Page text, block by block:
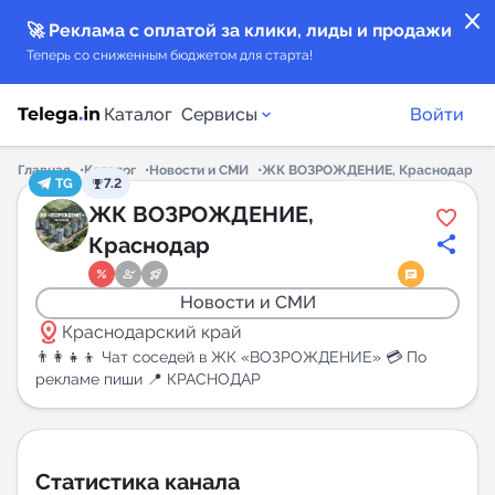
close
🚀 Реклама с оплатой за клики, лиды и продажи
Теперь со сниженным бюджетом для старта!
Каталог Сервисы
Каталог каналов
Каталог ботов
Горящие предложения
Индекс читаемости каналов в Telegram
New
New
Войти
Главная Каталог Новости и СМИ
ЖК ВОЗРОЖДЕНИЕ, Краснодар
TG
7.2
ЖК ВОЗРОЖДЕНИЕ,
Краснодар
Новости и СМИ
distance Краснодарский край
👨‍👩‍👧‍👦 Чат соседей в ЖК «ВОЗРОЖДЕНИЕ» 💳 По
рекламе пиши 📍 КРАСНОДАР
Статистика канала